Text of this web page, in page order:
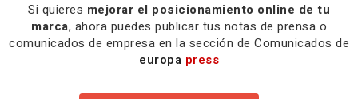
Si quieres mejorar el posicionamiento online de tu
marca, ahora puedes publicar tus notas de prensa o
comunicados de empresa en la sección de Comunicados de
europa press